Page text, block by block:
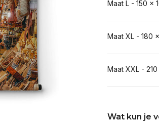
Maat L - 150 x
Maat XL - 180
Maat XXL -
Wat kun je